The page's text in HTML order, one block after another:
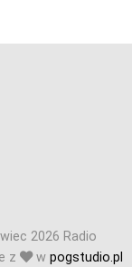
2026 Radio
z w pogstudio.pl